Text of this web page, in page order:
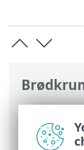
ESET-
Antivirus
>
Sådan